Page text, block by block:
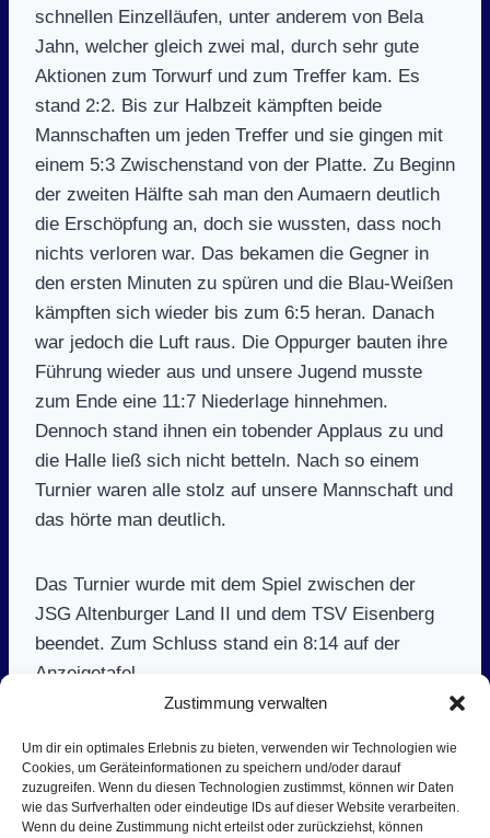
Zustimmung verwalten
Um dir ein optimales Erlebnis zu bieten, verwenden wir Technologien wie
Cookies, um Geräteinformationen zu speichern und/oder darauf
zuzugreifen. Wenn du diesen Technologien zustimmst, können wir Daten
wie das Surfverhalten oder eindeutige IDs auf dieser Website verarbeiten.
Wenn du deine Zustimmung nicht erteilst oder zurückziehst, können
schnellen Einzelläufen, unter anderem von Bela
Jahn, welcher gleich zwei mal, durch sehr gute
Aktionen zum Torwurf und zum Treffer kam. Es
stand 2:2. Bis zur Halbzeit kämpften beide
Mannschaften um jeden Treffer und sie gingen mit
einem 5:3 Zwischenstand von der Platte. Zu Beginn
der zweiten Hälfte sah man den Aumaern deutlich
die Erschöpfung an, doch sie wussten, dass noch
nichts verloren war. Das bekamen die Gegner in
den ersten Minuten zu spüren und die Blau-Weißen
kämpften sich wieder bis zum 6:5 heran. Danach
war jedoch die Luft raus. Die Oppurger bauten ihre
Führung wieder aus und unsere Jugend musste
zum Ende eine 11:7 Niederlage hinnehmen.
Dennoch stand ihnen ein tobender Applaus zu und
die Halle ließ sich nicht betteln. Nach so einem
Turnier waren alle stolz auf unsere Mannschaft und
das hörte man deutlich.
Das Turnier wurde mit dem Spiel zwischen der
JSG Altenburger Land II und dem TSV Eisenberg
beendet. Zum Schluss stand ein 8:14 auf der
Anzeigetafel.
Auma spielte mit Kurt Seidel (1), Charlyn Warnke
(6), Bela Jahn (12), Emil Saberau (5), Julius
Kipnich, Anton Barnikow, Toni Weigelt.